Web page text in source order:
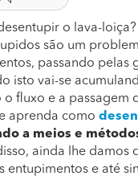
o lava-
são um
passando pelas
isto vai-se
fluxo e a passagem
aprenda como
a meios e
ainda lhe damos
entupimentos e até